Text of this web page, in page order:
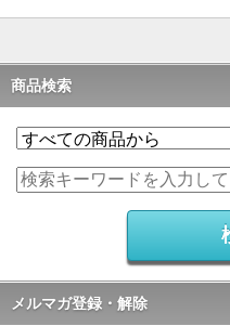
商品検索
メルマガ登録・解除